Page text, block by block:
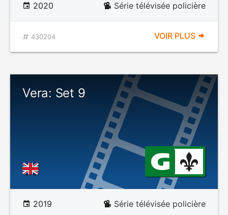
2020 Série télévisée policière
430204 VOIR PLUS
Vera: Set 9
2019 Série télévisée policière